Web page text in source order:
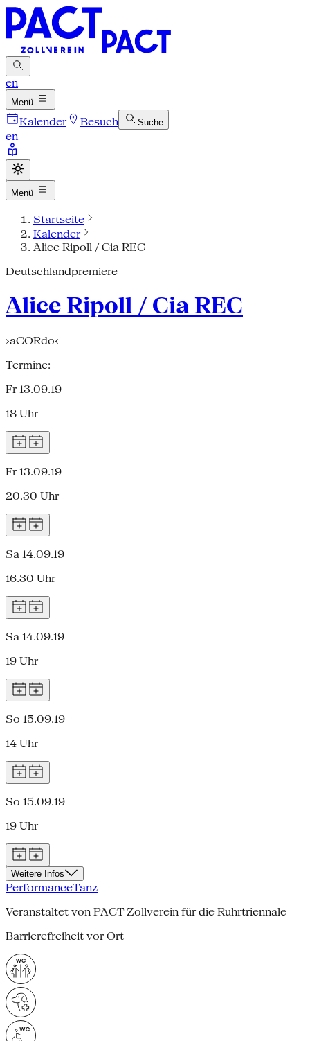
en
Menü
Kalender Besuch Suche
en
Menü
Startseite
Kalender
Alice Ripoll / Cia REC
Deutschlandpremiere
Alice Ripoll / Cia REC
›aCORdo‹
Termine:
Fr 13.09.19
18 Uhr
Fr 13.09.19
20.30 Uhr
Sa 14.09.19
16.30 Uhr
Sa 14.09.19
19 Uhr
So 15.09.19
14 Uhr
So 15.09.19
19 Uhr
Weitere Infos
PerformanceTanz
Veranstaltet von PACT Zollverein für die Ruhrtriennale
Barrierefreiheit vor Ort